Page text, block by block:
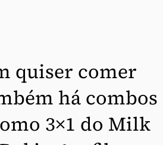
quiser comer
há combos
3×1 do Milk